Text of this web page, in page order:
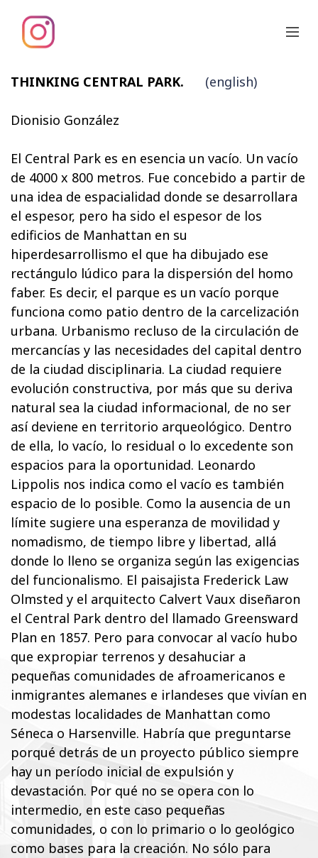
THINKING CENTRAL PARK. (english)
Dionisio González
El Central Park es en esencia un vacío. Un vacío
de 4000 x 800 metros. Fue concebido a partir de
una idea de espacialidad donde se desarrollara
el espesor, pero ha sido el espesor de los
edificios de Manhattan en su
hiperdesarrollismo el que ha dibujado ese
rectángulo lúdico para la dispersión del homo
faber. Es decir, el parque es un vacío porque
funciona como patio dentro de la carcelización
urbana. Urbanismo recluso de la circulación de
mercancías y las necesidades del capital dentro
de la ciudad disciplinaria. La ciudad requiere
evolución constructiva, por más que su deriva
natural sea la ciudad informacional, de no ser
así deviene en territorio arqueológico. Dentro
de ella, lo vacío, lo residual o lo excedente son
espacios para la oportunidad. Leonardo
Lippolis nos indica como el vacío es también
espacio de lo posible. Como la ausencia de un
límite sugiere una esperanza de movilidad y
nomadismo, de tiempo libre y libertad, allá
donde lo lleno se organiza según las exigencias
del funcionalismo. El paisajista Frederick Law
Olmsted y el arquitecto Calvert Vaux diseñaron
el Central Park dentro del llamado Greensward
Plan en 1857. Pero para convocar al vacío hubo
que expropiar terrenos y desahuciar a
pequeñas comunidades de afroamericanos e
inmigrantes alemanes e irlandeses que vivían en
modestas localidades de Manhattan como
Séneca o Harsenville. Habría que preguntarse
porqué detrás de un proyecto público siempre
hay un período inicial de expulsión y
devastación. Por qué no se opera con lo
intermedio, en este caso pequeñas
comunidades, o con lo primario o lo geológico
como bases para la creación. No sólo para